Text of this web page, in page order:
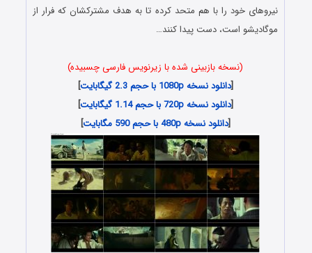
نیروهای خود را با هم متحد کرده تا به هدف مشترکشان که فرار از
موگادیشو است، دست پیدا کنند…
(نسخه بازبینی شده با زیرنویس فارسی چسبیده)
[دانلود نسخه 1080p با حجم 2.3 گیگابایت
]
[دانلود نسخه 720p با حجم 1.14 گیگابایت
]
[دانلود نسخه 480p با حجم 590 مگابایت ]